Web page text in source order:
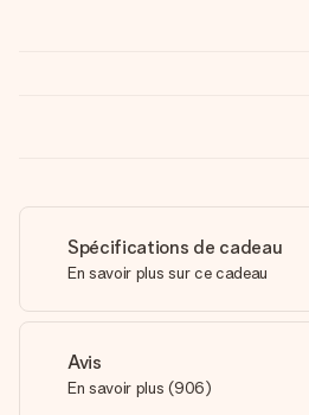
Spécifications de cadeau
En savoir plus sur ce cadeau
Avis
En savoir plus (906)